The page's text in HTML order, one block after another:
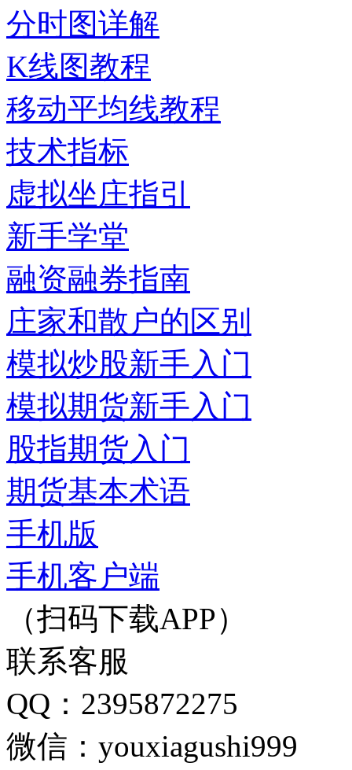
分时图详解
K线图教程
移动平均线教程
技术指标
虚拟坐庄指引
新手学堂
融资融券指南
庄家和散户的区别
模拟炒股新手入门
模拟期货新手入门
股指期货入门
期货基本术语
手机版
手机客户端
（扫码下载APP）
联系客服
QQ：2395872275
微信：youxiagushi999